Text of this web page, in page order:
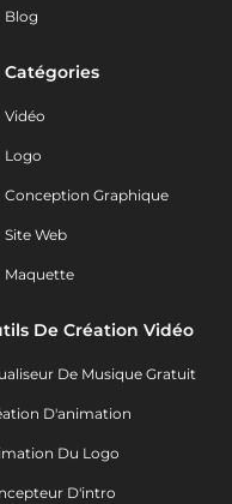
Blog
Catégories
Vidéo
Logo
Conception Graphique
Site Web
Maquette
De Création Vidéo
De Musique Gratuit
D'animation
Du Logo
D'intro